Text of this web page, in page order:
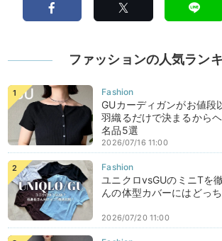
ファッションの人気ラン
GUカーディガンがお値
羽織るだけで決まるから
名品5選
2026/07/16 11:00
ユニクロvsGUのミニTを
んの体型カバーにはどっ
2026/07/20 11:00